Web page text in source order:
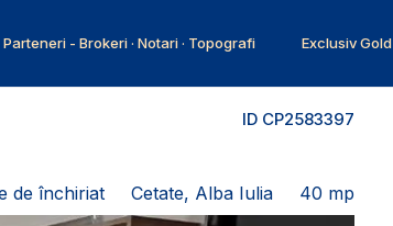
Parteneri - Brokeri · Notari · Topografi Exclusiv Gold
ID CP2583397
de închiriat Cetate, Alba Iulia 40 mp